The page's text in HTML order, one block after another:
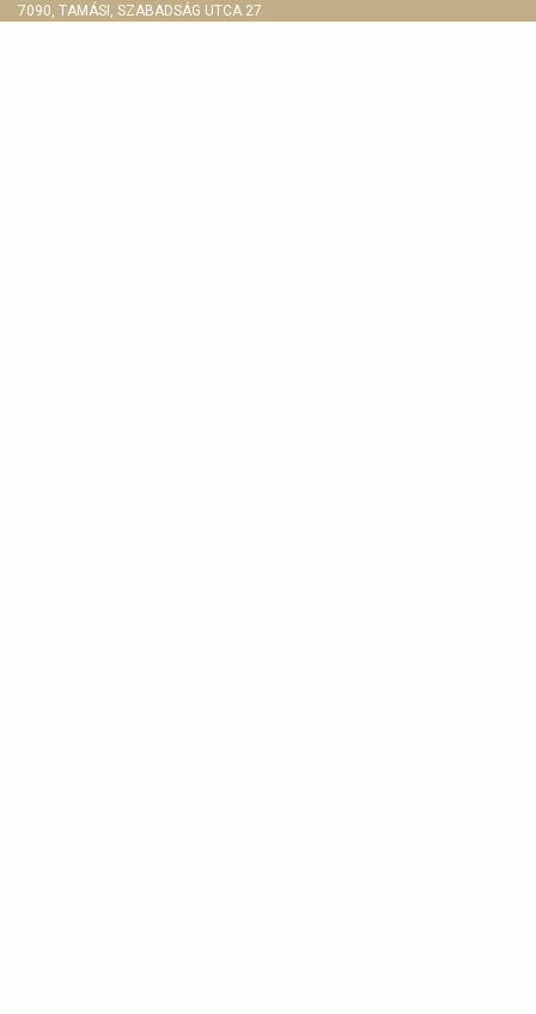
7090, TAMÁSI, SZABADSÁG UTCA 27